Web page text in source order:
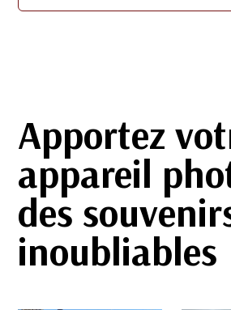
Apportez
appareil
des
inoubliables